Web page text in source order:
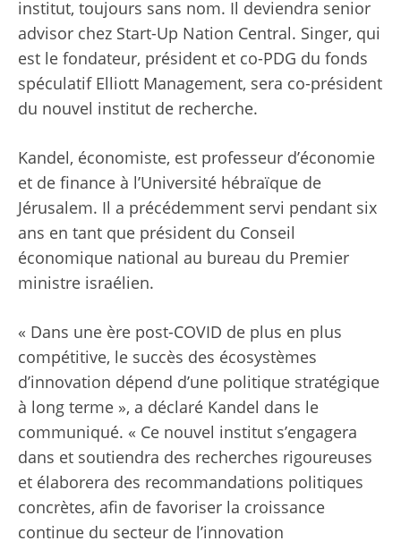
institut, toujours sans nom. Il deviendra senior
advisor chez Start-Up Nation Central. Singer, qui
est le fondateur, président et co-PDG du fonds
spéculatif Elliott Management, sera co-président
du nouvel institut de recherche.
Kandel, économiste, est professeur d’économie
et de finance à l’Université hébraïque de
Jérusalem. Il a précédemment servi pendant six
ans en tant que président du Conseil
économique national au bureau du Premier
ministre israélien.
« Dans une ère post-COVID de plus en plus
compétitive, le succès des écosystèmes
d’innovation dépend d’une politique stratégique
à long terme », a déclaré Kandel dans le
communiqué. « Ce nouvel institut s’engagera
dans et soutiendra des recherches rigoureuses
et élaborera des recommandations politiques
concrètes, afin de favoriser la croissance
continue du secteur de l’innovation